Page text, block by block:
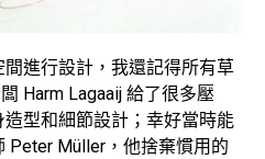
進行設計，我還記得所有草
Harm Lagaaij 給了很多壓
型和細節設計；幸好當時能
Peter Müller，他捨棄慣用的